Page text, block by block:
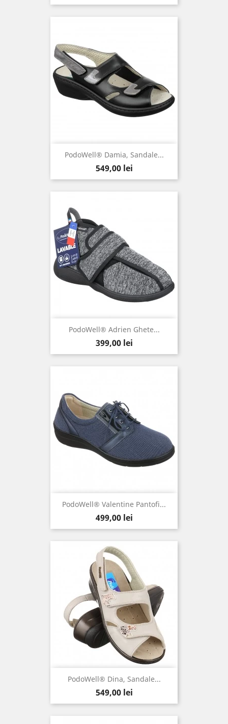
PodoWell® Damia, Sandale...
Pret
549,00 lei
PodoWell® Adrien Ghete...
Pret
399,00 lei
PodoWell® Valentine Pantofi...
Pret
499,00 lei
PodoWell® Dina, Sandale...
Pret
549,00 lei